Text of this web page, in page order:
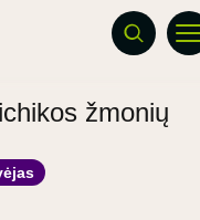
žmonių